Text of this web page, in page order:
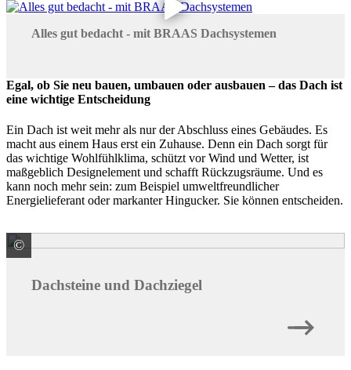
Alles gut bedacht - mit BRAAS Dachsystemen
Egal, ob Sie neu bauen, umbauen oder ausbauen – das Dach ist
eine wichtige Entscheidung
Ein Dach ist weit mehr als nur der Abschluss eines Gebäudes. Es
macht aus einem Haus erst ein Zuhause. Denn ein Dach sorgt für
das wichtige Wohlfühlklima, schützt vor Wind und Wetter, ist
maßgeblich Designelement und schafft Rückzugsräume. Und es
kann noch mehr sein: zum Beispiel umweltfreundlicher
Energielieferant oder markanter Hingucker. Sie können entscheiden.
© BMI Deutschland GmbH Marke Braas
Dachsteine und Dachziegel